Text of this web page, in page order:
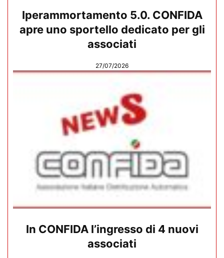
Iperammortamento 5.0. CONFIDA
apre uno sportello dedicato per gli
associati
27/07/2026
In CONFIDA l’ingresso di 4 nuovi
associati